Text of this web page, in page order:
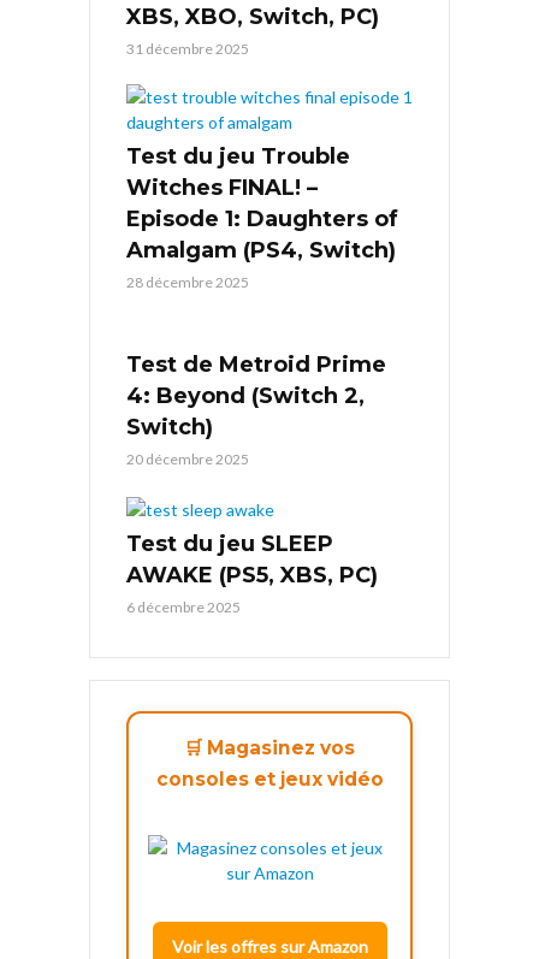
XBS, XBO, Switch, PC)
31 décembre 2025
Test du jeu Trouble
Witches FINAL! –
Episode 1: Daughters of
Amalgam (PS4, Switch)
28 décembre 2025
Test de Metroid Prime
4: Beyond (Switch 2,
Switch)
20 décembre 2025
Test du jeu SLEEP
AWAKE (PS5, XBS, PC)
6 décembre 2025
🛒 Magasinez vos
consoles et jeux vidéo
Voir les offres sur Amazon